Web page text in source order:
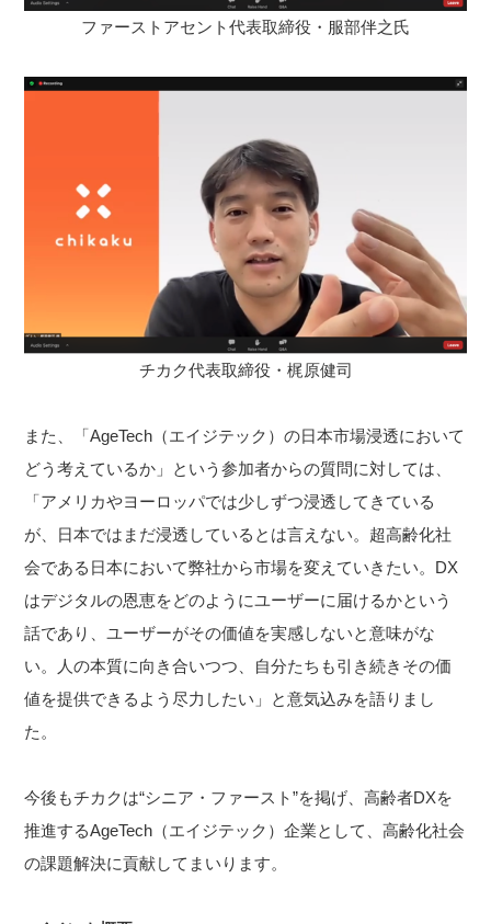
ファーストアセント代表取締役・服部伴之氏
チカク代表取締役・梶原健司
また、「AgeTech（エイジテック）の日本市場浸透において
どう考えているか」という参加者からの質問に対しては、
「アメリカやヨーロッパでは少しずつ浸透してきている
が、日本ではまだ浸透しているとは言えない。超高齢化社
会である日本において弊社から市場を変えていきたい。DX
はデジタルの恩恵をどのようにユーザーに届けるかという
話であり、ユーザーがその価値を実感しないと意味がな
い。人の本質に向き合いつつ、自分たちも引き続きその価
値を提供できるよう尽力したい」と意気込みを語りまし
た。
今後もチカクは“シニア・ファースト”を掲げ、高齢者DXを
推進するAgeTech（エイジテック）企業として、高齢化社会
の課題解決に貢献してまいります。